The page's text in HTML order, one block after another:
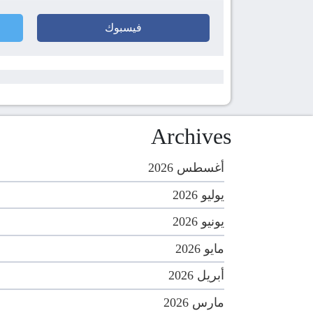
فيسبوك
Archives
أغسطس 2026
يوليو 2026
يونيو 2026
مايو 2026
أبريل 2026
مارس 2026